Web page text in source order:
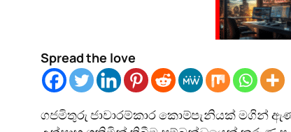
Spread the love
ගජමිතුරු ජාවාරම්කාර කොම්පැනියක් මගින්